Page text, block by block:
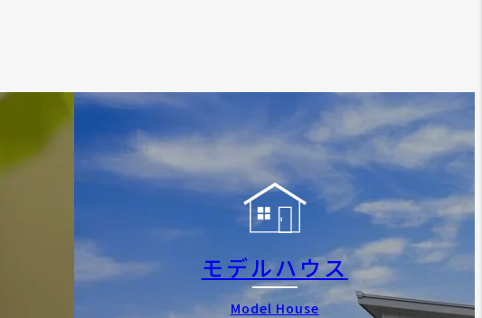
モデルハウス
Model House